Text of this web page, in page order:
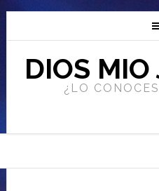
DIOS MIO
¿LO